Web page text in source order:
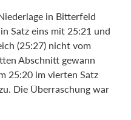
in Bitterfeld
Satz eins mit 25:21 und
(25:27) nicht vom
Abschnitt gewann
25:20 im vierten Satz
Die Überraschung war